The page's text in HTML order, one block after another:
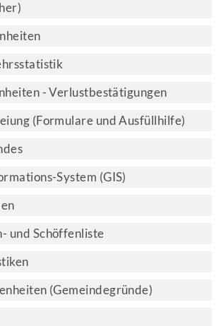
- Verlustbestätigungen
(Formulare und Ausfüllhilfe)
System (GIS)
und Schöffenliste
(Gemeindegründe)